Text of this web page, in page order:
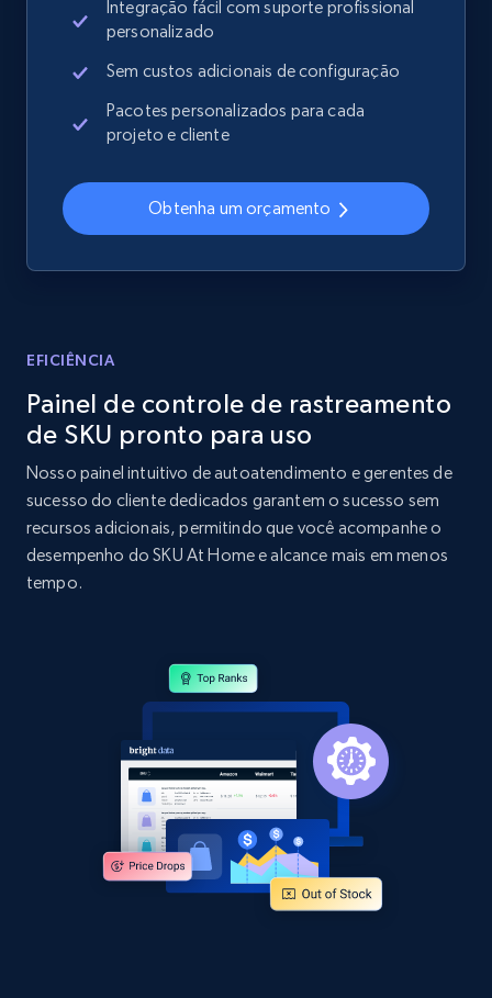
Home Depot US - Discover products by
specified URL
URL, Domain, Country code, Model number,
Sku, Product id, Product name, Manufacturer,
and more.
2.1K+ 355+ Comece agora
URL, Domain, Country code, Model number,
and more.
Home Depot US - Discovery products by
specific category URL
Comece agora
Amazon products global dataset
Title, Seller name, Brand, Description, Initial
price, Currency, Availability, Reviews count, and
Integração fácil com suporte profissional
personalizado
Sem custos adicionais de configuração
Pacotes personalizados para cada
projeto e cliente
Obtenha um orçamento
EFICIÊNCIA
Painel de controle de rastreamento
de SKU pronto para uso
Nosso painel intuitivo de autoatendimento e gerentes de
sucesso do cliente dedicados garantem o sucesso sem
recursos adicionais, permitindo que você acompanhe o
desempenho do SKU At Home e alcance mais em menos
tempo.